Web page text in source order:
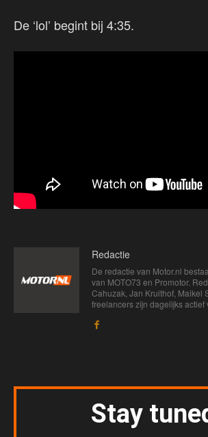
De ‘lol’ begint bij 4:35.
Redactie
De redactie van Motor.nl
van MOTO73 en Promotor.
Cahuzak, Jan Kruithof, Maikel
freelancers zijn dagelijks actief
Stay